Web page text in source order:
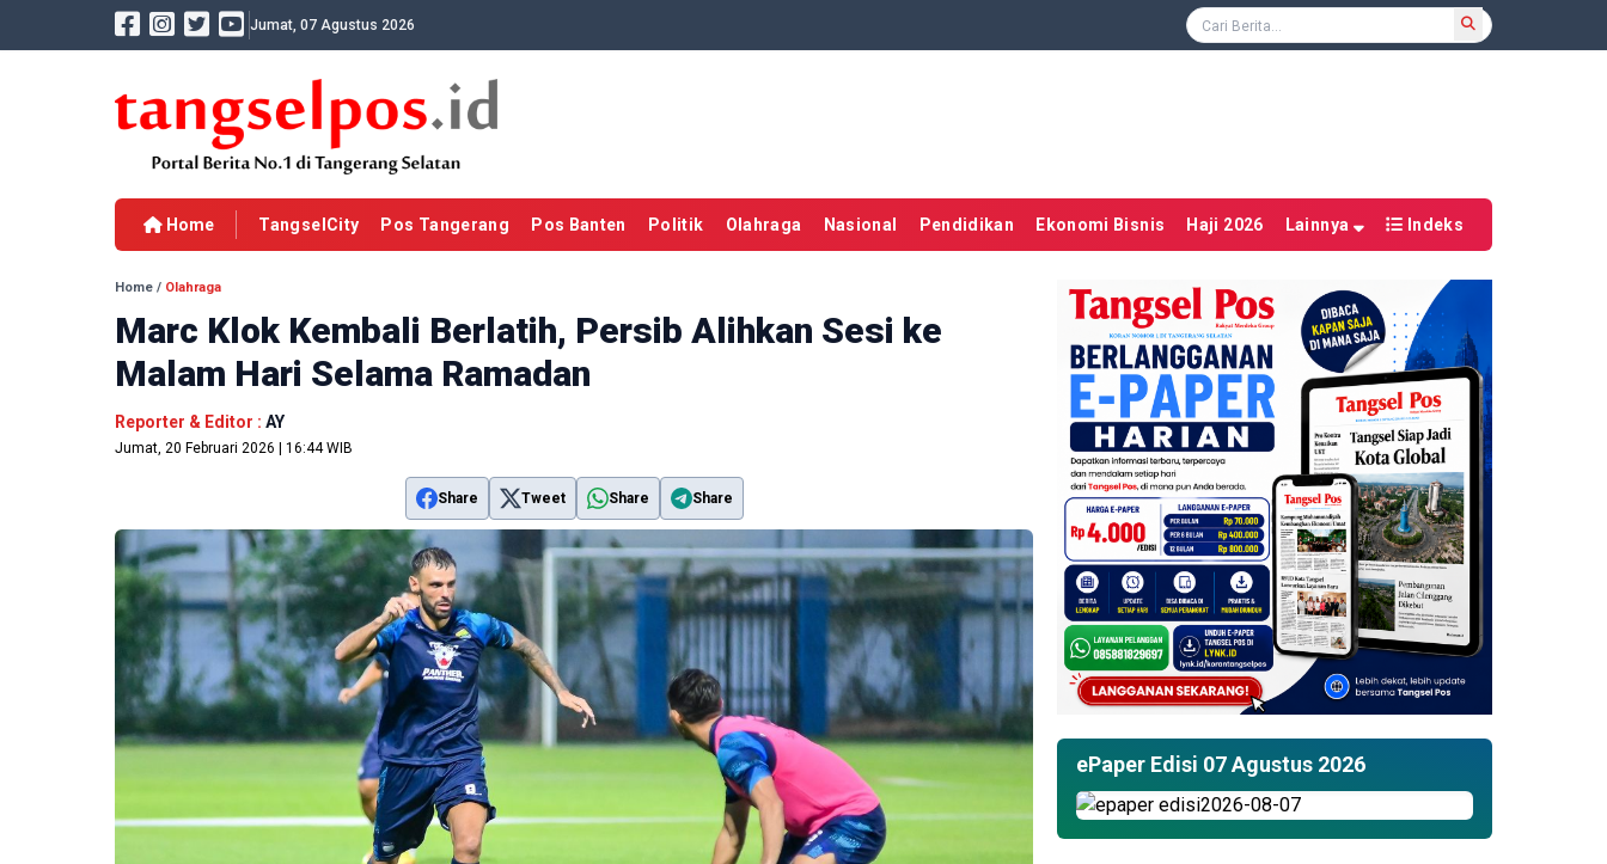
Jumat, 07 Agustus 2026
Home TangselCity Pos Tangerang Pos Banten Politik Olahraga Nasional Pendidikan Ekonomi Bisnis Haji 2026 Lainnya Indeks
Home / Olahraga
Marc Klok Kembali Berlatih, Persib Alihkan Sesi ke
Malam Hari Selama Ramadan
Reporter & Editor : AY
Jumat, 20 Februari 2026 | 16:44 WIB
Share Tweet Share Share
ePaper Edisi 07 Agustus 2026